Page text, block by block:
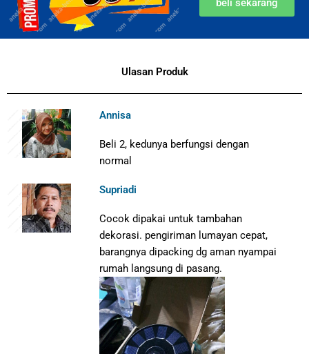
Ulasan Produk
Annisa
Beli 2, kedunya berfungsi dengan
normal
Supriadi
Cocok dipakai untuk tambahan
dekorasi. pengiriman lumayan cepat,
barangnya dipacking dg aman nyampai
rumah langsung di pasang.